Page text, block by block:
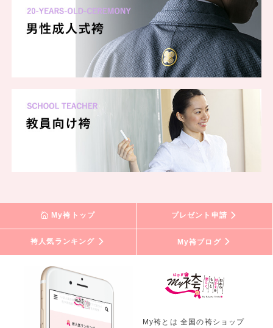
My袴トップ プレゼント申請
袴人気ランキング My袴ブログ
My袴とは 全国の袴ショップ